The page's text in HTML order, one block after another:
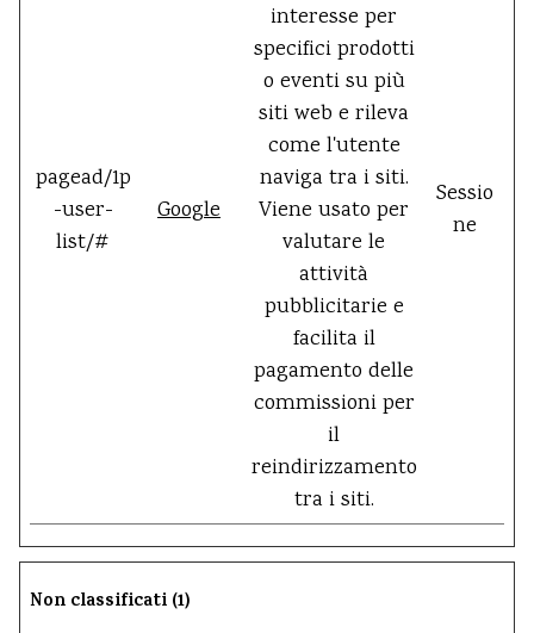
pagead/1p
-user-
list/#
Google
interesse per
specifici prodotti
o eventi su più
siti web e rileva
come l'utente
naviga tra i siti.
Viene usato per
valutare le
attività
pubblicitarie e
facilita il
pagamento delle
commissioni per
il
reindirizzamento
tra i siti.
Sessio
ne
Non classificati (1)